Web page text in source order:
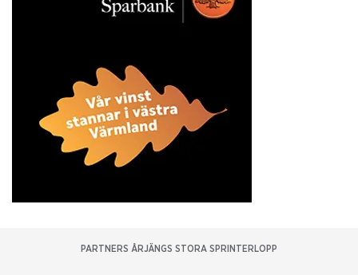
PARTNERS ÅRJÄNGS STORA SPRINTERLOPP